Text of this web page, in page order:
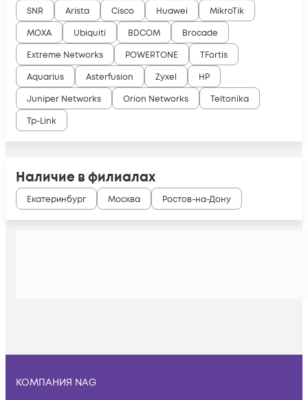
SNR Arista Cisco Huawei
MikroTik
MOXA
Ubiquiti BDCOM
Brocade
Extreme Networks
POWERTONE
TFortis
Aquarius
Asterfusion Zyxel
HP
Juniper Networks
Orion Networks
Teltonika
Tp-Link
Наличие в филиалах
Екатеринбург Москва Ростов-на-Дону
КОМПАНИЯ NAG